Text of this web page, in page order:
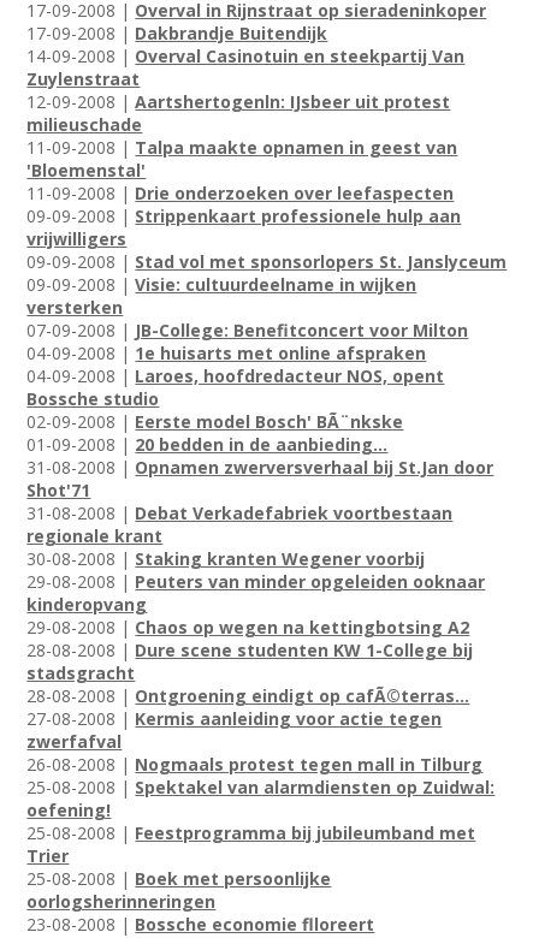
17-09-2008 | Overval in Rijnstraat op sieradeninkoper
17-09-2008 | Dakbrandje Buitendijk
14-09-2008 | Overval Casinotuin en steekpartij Van
Zuylenstraat
12-09-2008 |Aartshertogenln: IJsbeer uit protest
milieuschade
11-09-2008 | Talpa maakte opnamen in geest van
'Bloemenstal'
11-09-2008 | Drie onderzoeken over leefaspecten
09-09-2008 | Strippenkaart professionele hulp aan
vrijwilligers
09-09-2008 | Stad vol met sponsorlopers St. Janslyceum
09-09-2008 |Visie: cultuurdeelname in wijken
versterken
07-09-2008 | JB-College: Benefitconcert voor Milton
04-09-2008 | 1e huisarts met online afspraken
04-09-2008 | Laroes, hoofdredacteur NOS, opent
Bossche studio
02-09-2008 | Eerste model Bosch' BÃ¨nkske
01-09-2008 | 20 bedden in de aanbieding...
31-08-2008 | Opnamen zwerversverhaal bij St.Jan door
Shot'71
31-08-2008 | Debat Verkadefabriek voortbestaan
regionale krant
30-08-2008 | Staking kranten Wegener voorbij
29-08-2008 | Peuters van minder opgeleiden ooknaar
kinderopvang
29-08-2008 | Chaos op wegen na kettingbotsing A2
28-08-2008 | Dure scene studenten KW 1-College bij
stadsgracht
28-08-2008 | Ontgroening eindigt op cafÃ©terras...
27-08-2008 | Kermis aanleiding voor actie tegen
zwerfafval
26-08-2008 | Nogmaals protest tegen mall in Tilburg
25-08-2008 | Spektakel van alarmdiensten op Zuidwal:
oefening!
25-08-2008 | Feestprogramma bij jubileumband met
Trier
25-08-2008 | Boek met persoonlijke
oorlogsherinneringen
23-08-2008 | Bossche economie flloreert